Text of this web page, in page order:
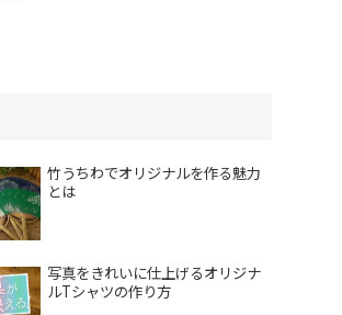
竹うちわでオリジナルを作る魅力
とは
写真をきれいに仕上げるオリジナ
ルTシャツの作り方